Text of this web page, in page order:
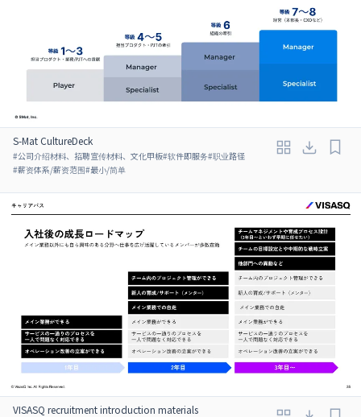
S-Mat CultureDeck
#公司介绍材料、招聘宣传材料、文化甲板#软件即服务#职业路径
#薪资体系/薪资范围#最小/简单
VISASQ recruitment introduction materials